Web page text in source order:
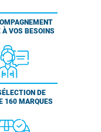
VOS BESOINS
DE
160 MARQUES